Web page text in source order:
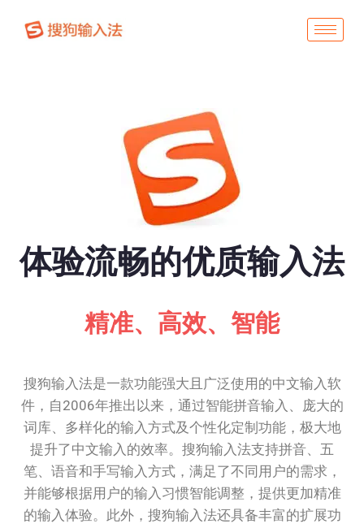
体验流畅的优质输入法
精准、高效、智能
搜狗输入法是一款功能强大且广泛使用的中文输入软
件，自2006年推出以来，通过智能拼音输入、庞大的
词库、多样化的输入方式及个性化定制功能，极大地
提升了中文输入的效率。搜狗输入法支持拼音、五
笔、语音和手写输入方式，满足了不同用户的需求，
并能够根据用户的输入习惯智能调整，提供更加精准
的输入体验。此外，搜狗输入法还具备丰富的扩展功